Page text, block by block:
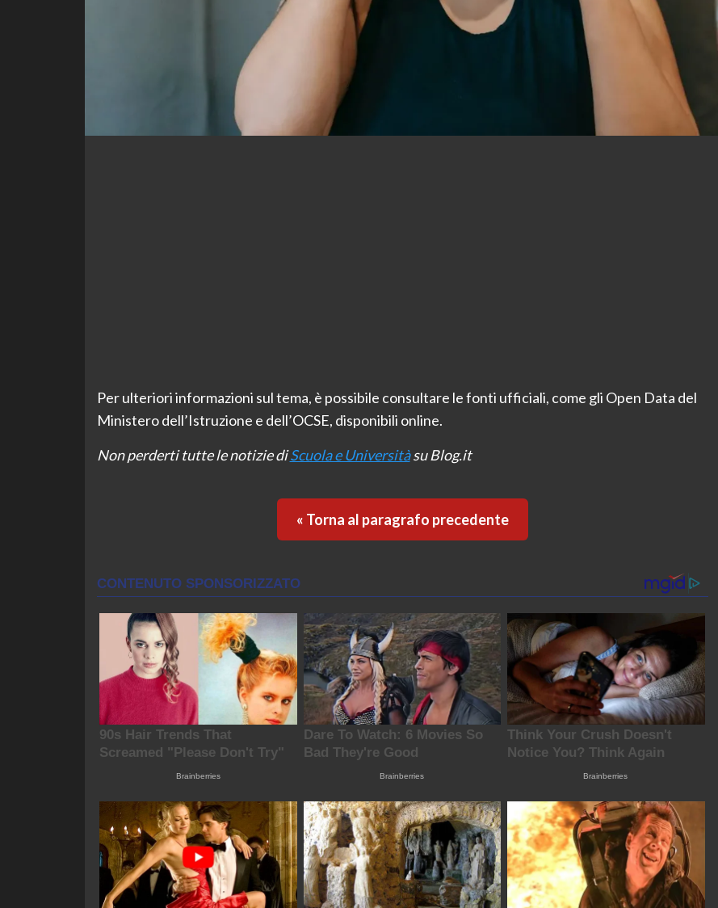
Per ulteriori informazioni sul tema, è possibile consultare le fonti ufficiali, come gli Open Data del
Ministero dell’Istruzione e dell’OCSE, disponibili online.
Non perderti tutte le notizie diScuola e Universitàsu Blog.it
« Torna al paragrafo precedente